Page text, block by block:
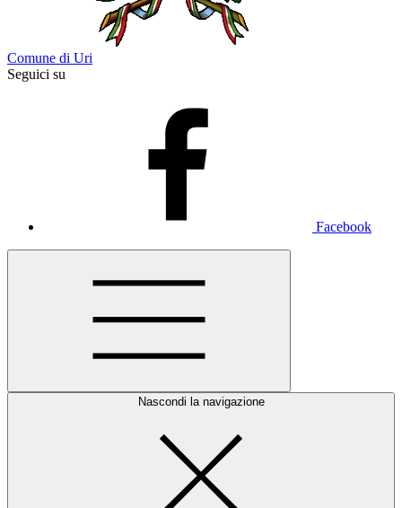
Comune di Uri
Seguici su
Facebook
Nascondi la navigazione